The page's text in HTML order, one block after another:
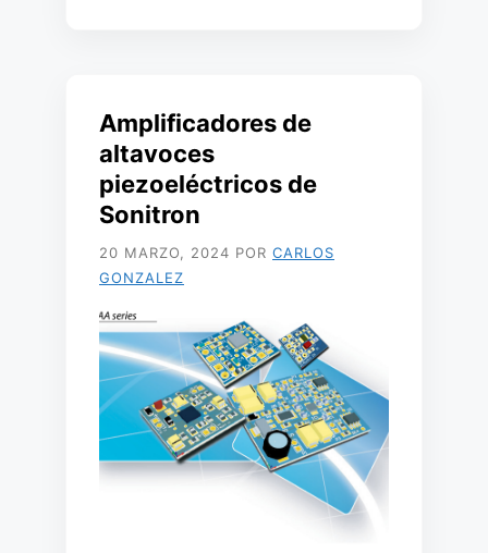
Amplificadores de
altavoces
piezoeléctricos de
Sonitron
20 MARZO, 2024 POR CARLOS
GONZALEZ